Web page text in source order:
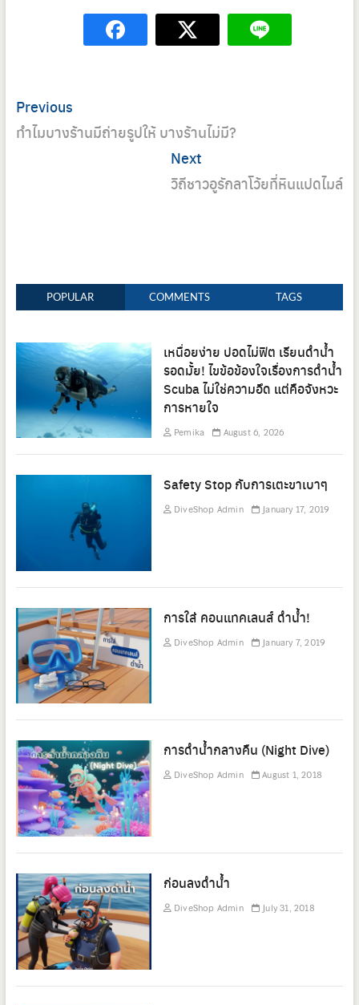
Post
navigation
PreviousPrevious
post:
ทำไมบางร้านมีถ่ายรูปให้ บางร้านไม่มี?
Next
post:
วิถีชาวอูรักลาโว้ยที่หินแปดไมล์
POPULAR COMMENTS TAGS
เหนื่อยง่าย ปอดไม่ฟิต เรียนดำน้ำ
รอดมั้ย! ไขข้อข้องใจเรื่องการดำน้ำ
Scuba ไม่ใช่ความอึด แต่คือจังหวะ
การหายใจ
Pemika August 6, 2026
Safety Stop กับการเตะขาเบาๆ
DiveShop Admin January 17, 2019
การใส่ คอนแทคเลนส์ ดำน้ำ!
DiveShop Admin January 7, 2019
การดำน้ำกลางคืน (Night Dive)
DiveShop Admin August 1, 2018
ก่อนลงดำน้ำ
DiveShop Admin July 31, 2018